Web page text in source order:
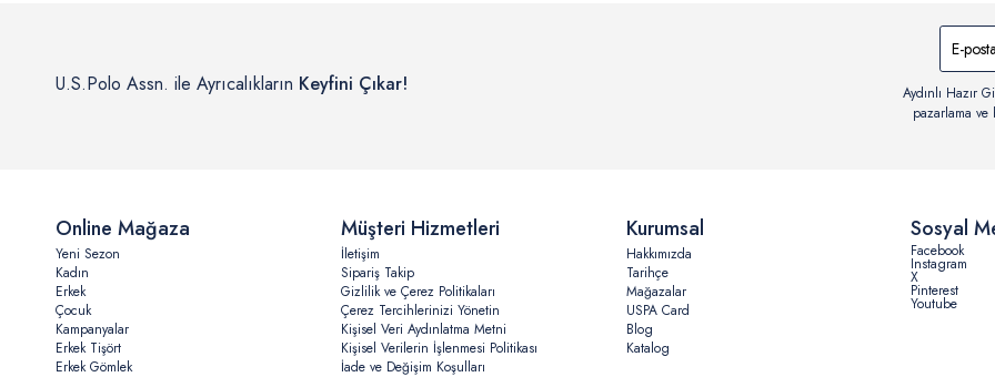
U.S.Polo Assn. ile Ayrıcalıkların Keyfini Çıkar!
Aydınlı Hazır
pazarlama
Online Mağaza
Yeni Sezon
Kadın
Erkek
Çocuk
Kampanyalar
Erkek Tişört
Erkek Gömlek
Müşteri Hizmetleri
İletişim
Sipariş Takip
Gizlilik ve Çerez Politikaları
Çerez Tercihlerinizi Yönetin
Kişisel Veri Aydınlatma Metni
Kişisel Verilerin İşlenmesi Politikası
İade ve Değişim Koşulları
Kurumsal
Hakkımızda
Tarihçe
Mağazalar
USPA Card
Blog
Katalog
Sosyal
Facebook
Instagram
X
Pinterest
Youtube